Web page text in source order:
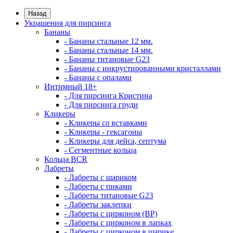
Назад
Украшения для пирсинга
Бананы
- Бананы стальные 12 мм.
- Бананы стальные 14 мм.
- Бананы титановые G23
- Бананы с инкрустированными кристаллами
- Бананы с опалами
Интимный 18+
- Для пирсинга Кристина
- Для пирсинга груди
Кликеры
- Кликеры со вставками
- Кликеры - гексагоны
- Кликеры для дейса, септума
- Сегментные кольца
Кольца BCR
Лабреты
- Лабреты с шариком
- Лабреты с пиками
- Лабреты титановые G23
- Лабреты заклепки
- Лабреты с цирконом (ВР)
- Лабреты с цирконом в лапках